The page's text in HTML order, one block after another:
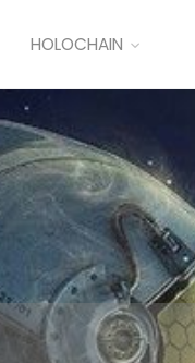
HOLOCHAIN